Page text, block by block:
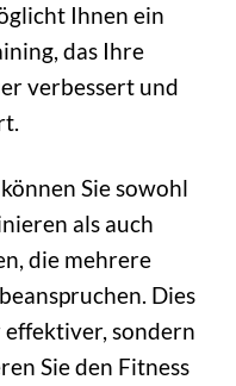
Ihnen ein
das Ihre
verbessert und
Sie sowohl
als auch
die mehrere
Dies
sondern
Sie den Fitness